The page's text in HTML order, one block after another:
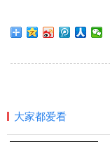
大家都爱看